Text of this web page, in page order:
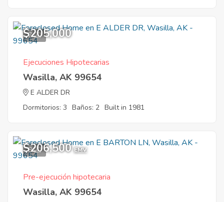
7
$205,000
Ejecuciones Hipotecarias
Wasilla, AK 99654
E ALDER DR
Dormitorios: 3 Baños: 2 Built in 1981
8
$206,500 EMV
Pre-ejecución hipotecaria
Wasilla, AK 99654